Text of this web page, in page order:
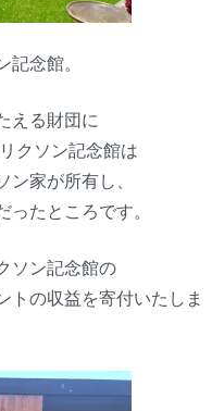
記念館。
える財団に
クソン記念館は
ン家が所有し、
たところです。
ソン記念館の
トの収益を寄付いたしま